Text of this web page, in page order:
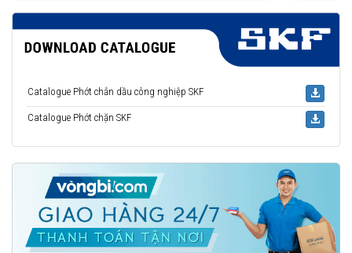
Catalogue Phớt chắn dầu công nghiệp SKF
Catalogue Phớt chặn SKF